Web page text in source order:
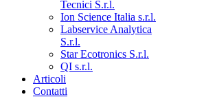
Tecnici S.r.l.
Ion Science Italia s.r.l.
Labservice Analytica
S.r.l.
Star Ecotronics S.r.l.
QI s.r.l.
Articoli
Contatti